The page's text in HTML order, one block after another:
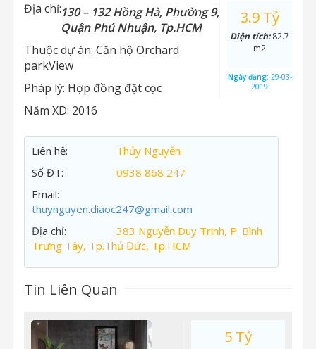
Địa chỉ:130 – 132 Hồng Hà, Phường 9,
Quận Phú Nhuận, Tp.HCM
Thuộc dự án: Căn hộ Orchard
parkView
Pháp lý: Hợp đồng đặt cọc
Năm XD: 2016
3.9 Tỷ
Diện tích:82.7
m2
Ngày đăng: 29-03-
2019
Liên hệ:
Thủy Nguyễn
Số ĐT:
0938 868 247
Email:
thuynguyen.diaoc247@gmail.com
Địa chỉ:
383 Nguyễn Duy Trinh, P. Bình
Trưng Tây, Tp.Thủ Đức, Tp.HCM
Tin Liên Quan
5 Tỷ